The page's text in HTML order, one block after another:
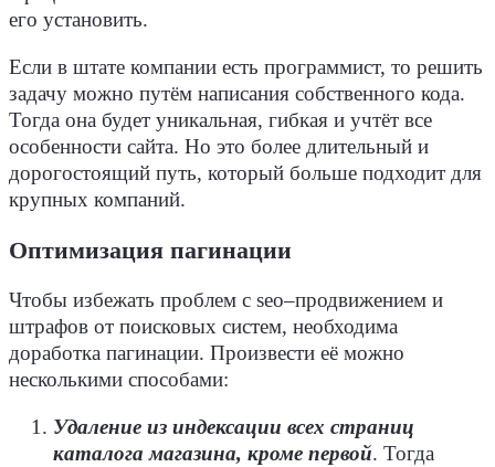
его установить.
Если в штате компании есть программист, то решить
задачу можно путём написания собственного кода.
Тогда она будет уникальная, гибкая и учтёт все
особенности сайта. Но это более длительный и
дорогостоящий путь, который больше подходит для
крупных компаний.
Оптимизация пагинации
Чтобы избежать проблем с seo–продвижением и
штрафов от поисковых систем, необходима
доработка пагинации. Произвести её можно
несколькими способами:
Удаление из индексации всех страниц
каталога магазина, кроме первой. Тогда